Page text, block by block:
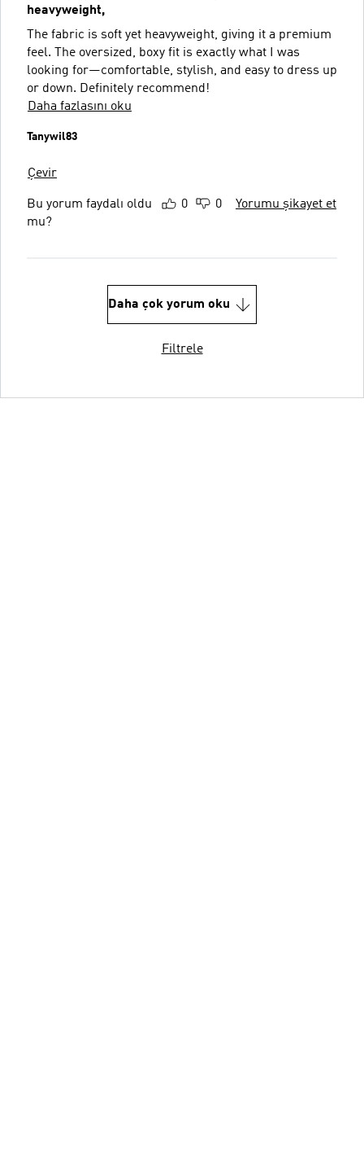
heavyweight,
The fabric is soft yet heavyweight, giving it a premium
feel. The oversized, boxy fit is exactly what I was
looking for—comfortable, stylish, and easy to dress up
or down. Definitely recommend!
Daha fazlasını oku
Tanywil83
Çevir
Bu yorum faydalı oldu
mu?
0 0 Yorumu şikayet et
Daha çok yorum oku
Filtrele